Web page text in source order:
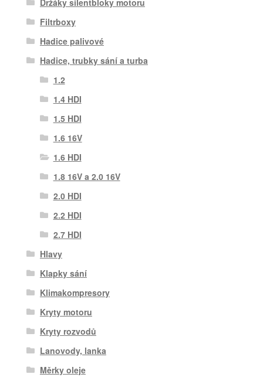
Filtrboxy
Hadice palivové
Hadice, trubky sání a turba
1.2
1.4 HDI
1.5 HDI
1.6 16V
1.6 HDI
1.8 16V a 2.0 16V
2.0 HDI
2.2 HDI
2.7 HDI
Hlavy
Klapky sání
Klimakompresory
Kryty motoru
Kryty rozvodů
Lanovody, lanka
Měrky oleje